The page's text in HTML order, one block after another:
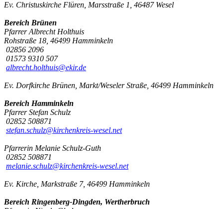
Ev. Christuskirche Flüren, Marsstraße 1, 46487 Wesel
Bereich Brünen
Pfarrer Albrecht Holthuis
Rohstraße 18, 46499 Hamminkeln
02856 2096
01573 9310 507
albrecht.holthuis@ekir.de
Ev. Dorfkirche Brünen, Markt/Weseler Straße, 46499 Hamminkeln
Bereich Hamminkeln
Pfarrer Stefan Schulz
02852 508871
stefan.schulz@kirchenkreis-wesel.net
Pfarrerin Melanie Schulz-Guth
02852 508871
melanie.schulz@kirchenkreis-wesel.net
Ev. Kirche, Markstraße 7, 46499 Hamminkeln
Bereich Ringenberg-Dingden, Wertherbruch